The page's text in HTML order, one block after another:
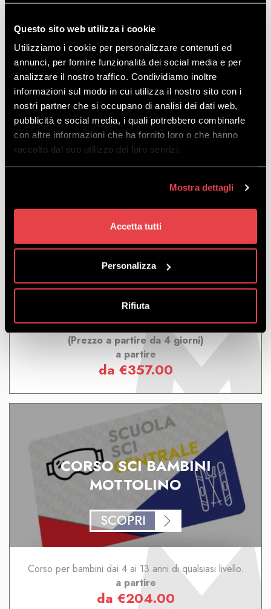
Questo sito web utilizza i cookie
Utilizziamo i cookie per personalizzare contenuti ed
annunci, per fornire funzionalità dei social media e per
analizzare il nostro traffico. Condividiamo inoltre
informazioni sul modo in cui utilizza il nostro sito con i
nostri partner che si occupano di analisi dei dati web,
pubblicità e social media, i quali potrebbero combinarle
con altre informazioni che ha fornito loro o che hanno
raccolto dal suo utilizzo dei loro servizi.
Mostra dettagli
Accetta tutti
Personalizza
Rifiuta
SCOPRI
Bambino, adulto, principiante, esperto: la lezione a tu
per tu col maestro è l’ideale per tutti.
a partire
da€61.50
YEPI KIDS CLUB – CORSO SCI
SENZA NOLEGGIO
SCOPRI
Yepi Kids Club, divertimento, sci e amicizia: le
giornate perfette per i più piccoli sulla neve.
(Prezzo a partire da 4 giorni)
a partire
da €357.00
CORSO SCI BAMBINI
MOTTOLINO
SCOPRI
Corso per bambini dai 4 ai 13 anni di qualsiasi livello.
a partire
da €204.00